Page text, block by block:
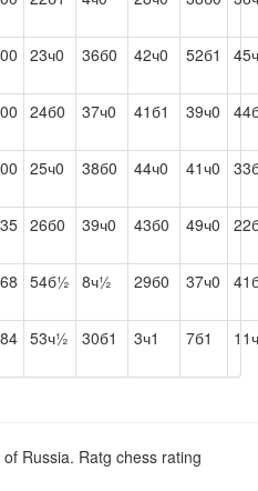
23ч0 36б0 42ч0 52б1
24б0 37ч0 41б1 39ч0
25ч0 38б0 44ч0 41ч0
26б0 39ч0 43б0 49ч0
54б½ 8ч½ 29б0 37ч0
53ч½ 30б1 3ч1 7б1
Russia. Ratg chess rating